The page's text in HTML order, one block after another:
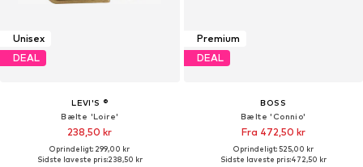
Unisex
DEAL
LEVI'S ®
Bælte 'Loire'
238,50 kr
Oprindeligt: 299,00 kr
Sidste laveste pris:238,50 kr
Premium
DEAL
BOSS
Bælte 'Connio'
Fra 472,50 kr
Oprindeligt: 525,00 kr
Sidste laveste pris:472,50 kr